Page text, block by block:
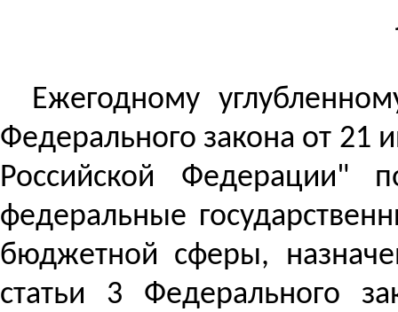
Ежегодному
Федерального закона от 21
Российской Федерации"
федеральные
бюджетной сферы,
статьи 3 Федерального